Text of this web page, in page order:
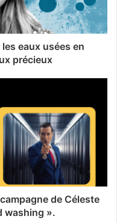
eaux usées en
précieux
de Céleste
washing ».